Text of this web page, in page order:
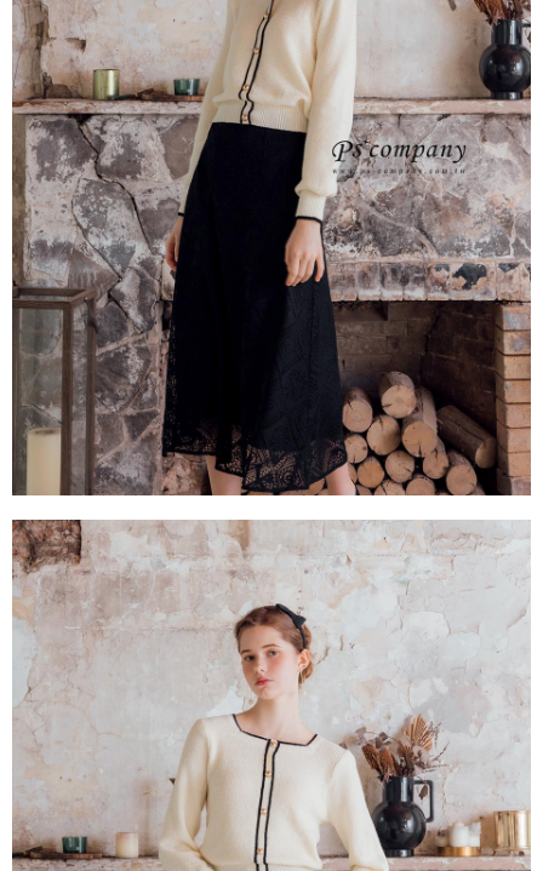
https://aftee.tw/terms/#terms3
３．未成年的使用者請事先徵得法定代理人或監護人之同意方可使用
「AFTEE先享後付」，若未經同意申辦者引起之損失，本公司不負相關責
任。
４．使用「AFTEE先享後付」時，將依據個別帳號之用戶狀況，依本公司即
時審查核予不同之上限額度；若仍有額度不足之情形，本公司將視審查結果
請求用戶進行身份認證。
５．嚴禁一人註冊多個帳號或使用他人資訊註冊。若發現惡意使用之情形，
恩沛科技股份有限公司將有權停止該用戶之使用額度並採取法律行動。